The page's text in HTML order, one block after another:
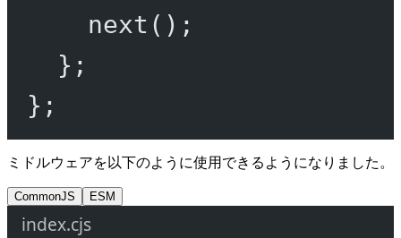
next ();
};
};
ミドルウェアを以下のように使用できるようになりました。
CommonJS ESM
index.cjs